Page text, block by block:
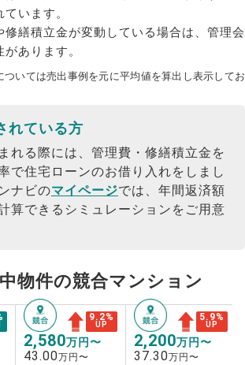
います。
修繕積立金が変動している場合は、管理会
あります。
いては売出事例を元に平均値を算出し表示してお
れている方
れる際には、管理費・修繕積立金を
で住宅ローンのお借り入れをしまし
ナビのマイページでは、年間返済額
算できるシミュレーションをご用意
物件の競合マンション
9.2%
UP
2,580万円〜
43.00万円〜
5.9%
UP
2,200万円〜
37.30万円〜